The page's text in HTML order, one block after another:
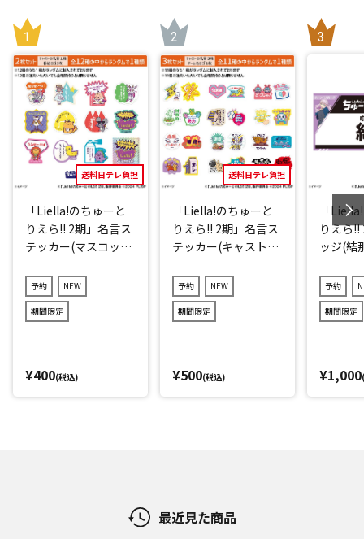
送料日テレ負担
「Liella!のちゅーと
りえら!! 2期」名言ス
テッカー(マスコット
(ランダム12種)
予約 NEW
期間限定
¥400(税込)
送料日テレ負担
「Liella!のちゅーと
りえら!! 2期」名言ス
テッカー(キャストve
ム11種)
予約 NEW
期間限定
¥500(税込)
「
りえら
ッジ(結
予約
期間限定
¥1,000
最近見た商品